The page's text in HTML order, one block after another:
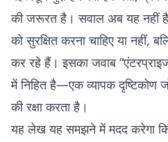
की जरूरत है। सवाल अब यह नहीं
को सुरक्षित करना चाहिए या नहीं,
कर रहे हैं। इसका जवाब
में निहित है—एक व्यापक दृष्टिकोण
की रक्षा करता है।
यह लेख यह समझने में मदद करेगा